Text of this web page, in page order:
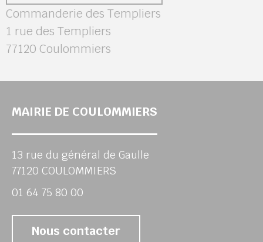
Commanderie des Templiers
1 rue des Templiers
77120 Coulommiers
MAIRIE DE COULOMMIERS
13 rue du général de Gaulle
77120 COULOMMIERS
01 64 75 80 00
Nous contacter